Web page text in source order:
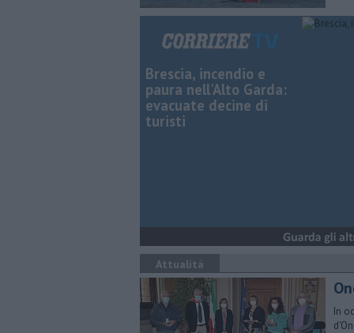
Brescia, incendio e
paura nell'Alto Garda:
evacuate decine di
turisti
Attualità
In